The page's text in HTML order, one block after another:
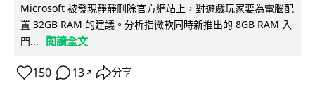
Microsoft 被發現靜靜刪除官方網站上，對遊戲玩家要為電腦配
置 32GB RAM 的建議。分析指微軟同時新推出的 8GB RAM 入
門...
閱讀全文
150 13 ↗ 分享